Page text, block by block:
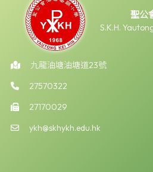
聖公
S.K.H.
九龍油塘油塘道23號
27570322
27170029
ykh@skhykh.edu.hk